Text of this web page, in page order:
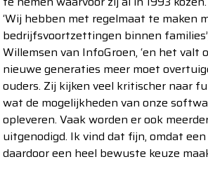
‘Wij hebben met regelmaat te maken
bedrijfsvoortzettingen binnen
Willemsen van InfoGroen, ‘en het valt
nieuwe generaties meer moet
ouders. Zij kijken veel kritischer naar
wat de mogelijkheden van onze
opleveren. Vaak worden er ook
uitgenodigd. Ik vind dat fijn, omdat
daardoor een heel bewuste keuze